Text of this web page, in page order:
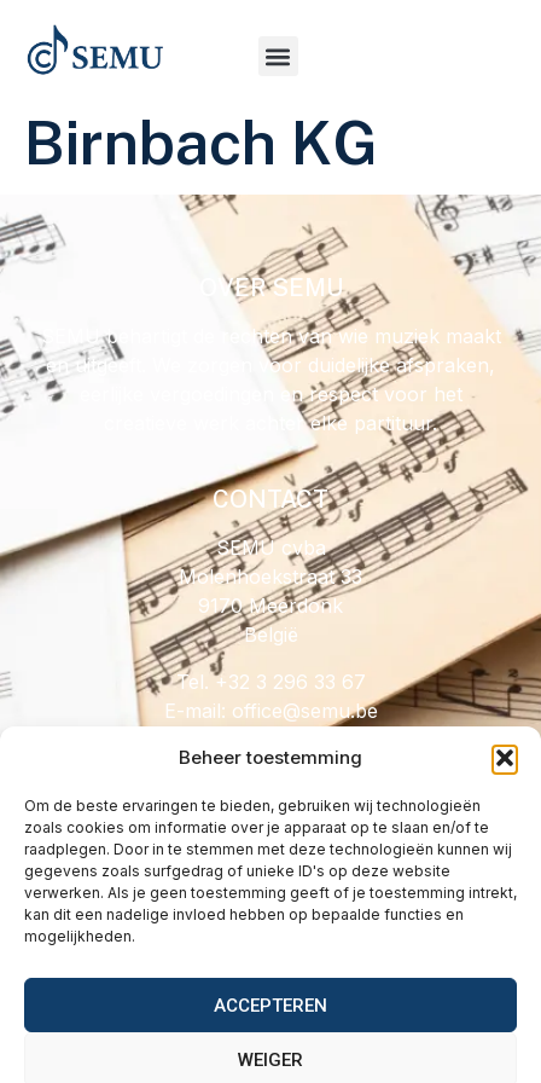
Beheer toestemming
Om de beste ervaringen te bieden, gebruiken wij technologieën
zoals cookies om informatie over je apparaat op te slaan en/of te
raadplegen. Door in te stemmen met deze technologieën kunnen wij
gegevens zoals surfgedrag of unieke ID's op deze website
verwerken. Als je geen toestemming geeft of je toestemming intrekt,
kan dit een nadelige invloed hebben op bepaalde functies en
mogelijkheden.
ACCEPTEREN
WEIGER
Birnbach KG
OVER SEMU
SEMU behartigt de rechten van wie muziek maakt
en uitgeeft. We zorgen voor duidelijke afspraken,
eerlijke vergoedingen en respect voor het
creatieve werk achter elke partituur.
CONTACT
SEMU cvba
Molenhoekstraat 33
9170 Meerdonk
België
Tel. +32 3 296 33 67
E-mail:
eb.umes
@eciffo
HANDIG
Licenties
Tarieven
Wetgeving
Vragen
Contact